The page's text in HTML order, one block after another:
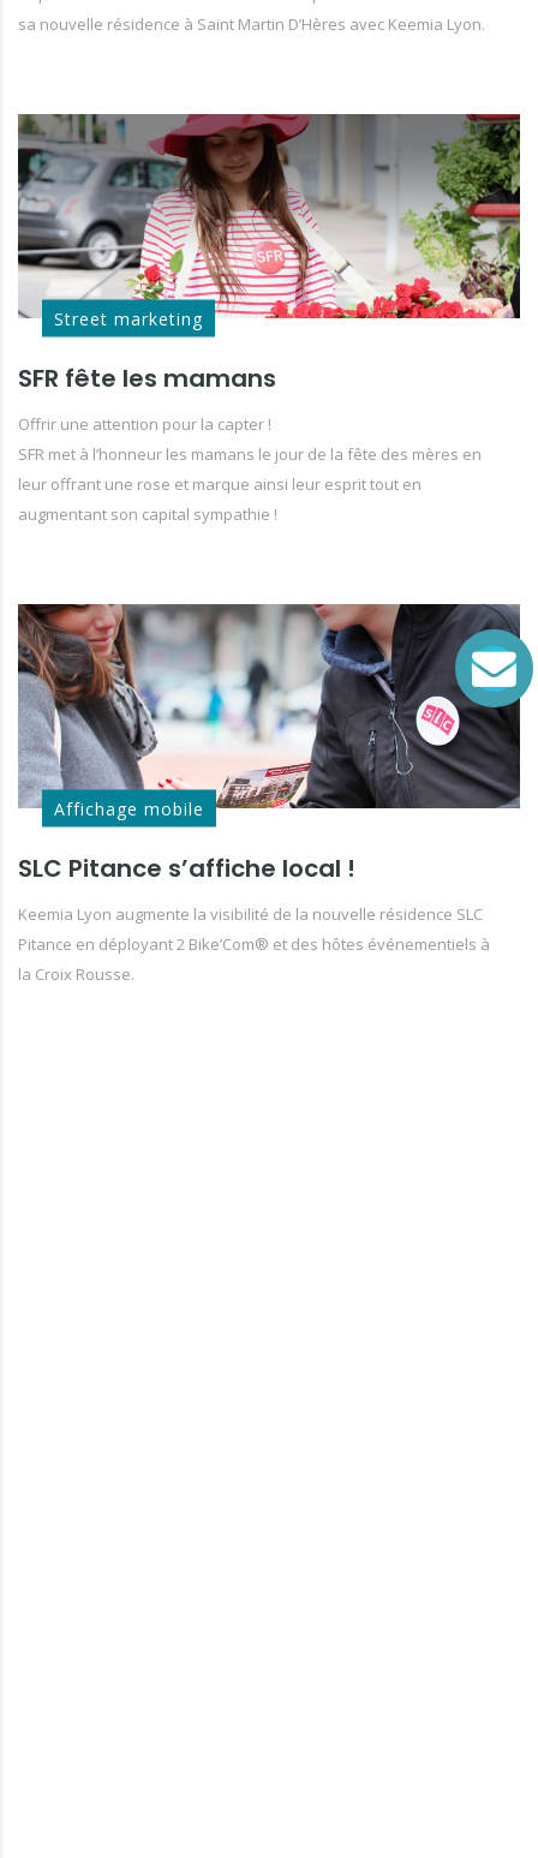
sa nouvelle résidence à Saint Martin D’Hères avec Keemia Lyon.
Street marketing
SFR fête les mamans
Offrir une attention pour la capter !
SFR met à l’honneur les mamans le jour de la fête des mères en
leur offrant une rose et marque ainsi leur esprit tout en
augmentant son capital sympathie !
Affichage mobile
SLC Pitance s’affiche local !
Keemia Lyon augmente la visibilité de la nouvelle résidence SLC
Pitance en déployant 2 Bike’Com® et des hôtes événementiels à
la Croix Rousse.